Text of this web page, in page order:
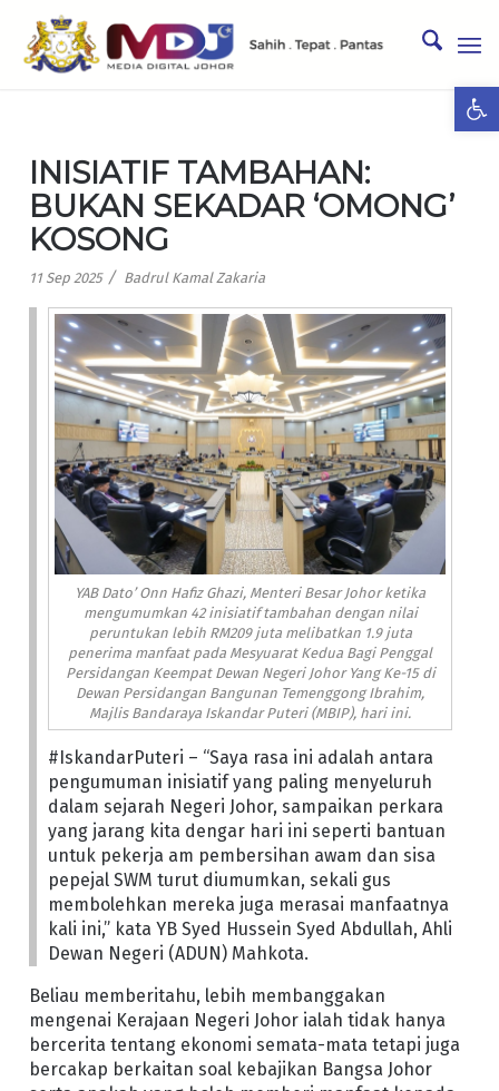
INISIATIF TAMBAHAN:
BUKAN SEKADAR ‘OMONG’
KOSONG
11 Sep 2025 / Badrul Kamal Zakaria
YAB Dato’ Onn Hafiz Ghazi, Menteri Besar Johor ketika
mengumumkan 42 inisiatif tambahan dengan nilai
peruntukan lebih RM209 juta melibatkan 1.9 juta
penerima manfaat pada Mesyuarat Kedua Bagi Penggal
Persidangan Keempat Dewan Negeri Johor Yang Ke-15 di
Dewan Persidangan Bangunan Temenggong Ibrahim,
Majlis Bandaraya Iskandar Puteri (MBIP), hari ini.
#IskandarPuteri – “Saya rasa ini adalah antara
pengumuman inisiatif yang paling menyeluruh
dalam sejarah Negeri Johor, sampaikan perkara
yang jarang kita dengar hari ini seperti bantuan
untuk pekerja am pembersihan awam dan sisa
pepejal SWM turut diumumkan, sekali gus
membolehkan mereka juga merasai manfaatnya
kali ini,” kata YB Syed Hussein Syed Abdullah, Ahli
Dewan Negeri (ADUN) Mahkota.
Beliau memberitahu, lebih membanggakan
mengenai Kerajaan Negeri Johor ialah tidak hanya
bercerita tentang ekonomi semata-mata tetapi juga
bercakap berkaitan soal kebajikan Bangsa Johor